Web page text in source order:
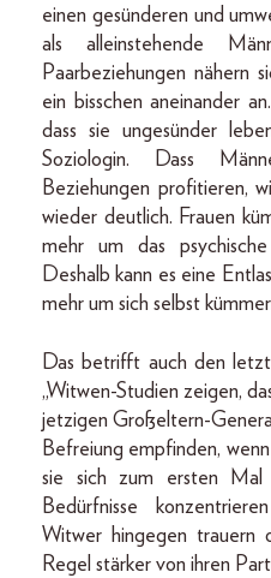
einen gesünderen und
als alleinstehende
Paarbeziehungen nähern
ein bisschen aneinander
dass sie ungesünder
Soziologin. Dass
Beziehungen profitieren,
wieder deutlich. Frauen
mehr um das
Deshalb kann es eine
mehr um sich selbst
Das betrifft auch den
„Witwen-Studien zeigen,
jetzigen Großeltern-
Befreiung empfinden,
sie sich zum ersten
Bedürfnisse
Witwer hingegen trauern
Regel stärker von ihren